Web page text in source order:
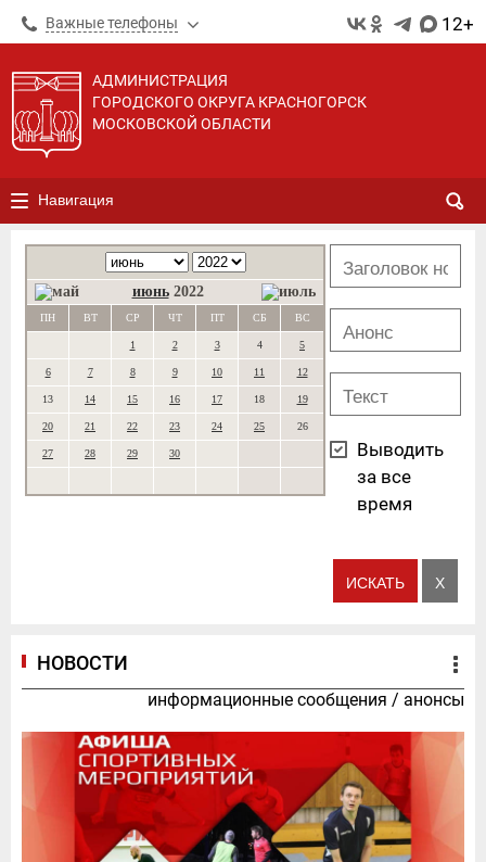
Важные телефоны 12+
АДМИНИСТРАЦИЯ
ГОРОДСКОГО ОКРУГА КРАСНОГОРСК
МОСКОВСКОЙ ОБЛАСТИ
Навигация
июнь 2022
ПН ВТ СР ЧТ ПТ СБ ВС
1 2 3 4 5
6 7 8 9 10 11 12
13 14 15 16 17 18 19
20 21 22 23 24 25 26
27 28 29 30
Выводить
за все
время
НОВОСТИ
информационные сообщения / анонсы